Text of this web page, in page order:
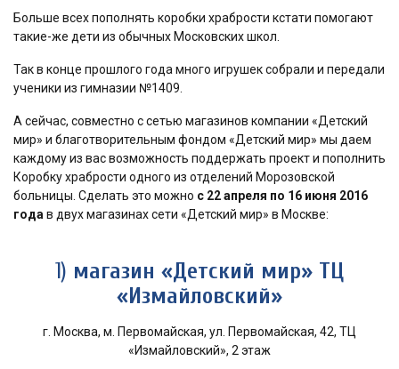
Больше всех пополнять коробки храбрости кстати помогают
такие-же дети из обычных Московских школ.
Так в конце прошлого года много игрушек собрали и передали
ученики из гимназии №1409.
А сейчас, совместно с сетью магазинов компании «Детский
мир» и благотворительным фондом «Детский мир» мы даем
каждому из вас возможность поддержать проект и пополнить
Коробку храбрости одного из отделений Морозовской
больницы. Сделать это можно с 22 апреля по 16 июня 2016
годав двух магазинах сети «Детский мир» в Москве:
1) магазин «Детский мир» ТЦ
«Измайловский»
г. Москва, м. Первомайская, ул. Первомайская, 42, ТЦ
«Измайловский», 2 этаж